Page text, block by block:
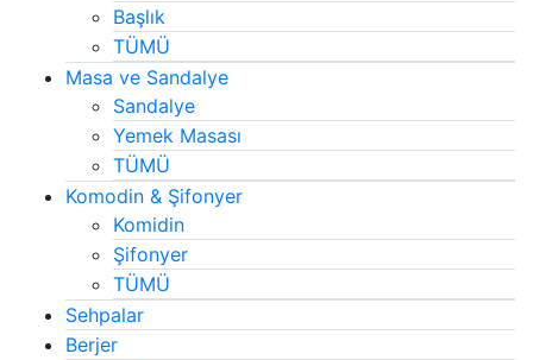
Başlık
TÜMÜ
Masa ve Sandalye
Sandalye
Yemek Masası
TÜMÜ
Komodin & Şifonyer
Komidin
Şifonyer
TÜMÜ
Sehpalar
Berjer